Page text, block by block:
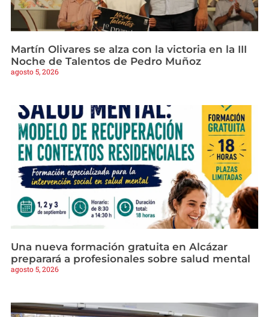
Martín Olivares se alza con la victoria en la III
Noche de Talentos de Pedro Muñoz
agosto 5, 2026
Una nueva formación gratuita en Alcázar
preparará a profesionales sobre salud mental
agosto 5, 2026